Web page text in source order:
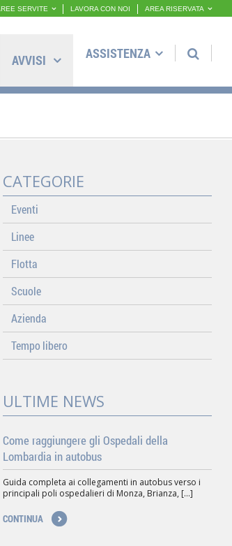
SERVITE LAVORA CON NOI AREA RISERVATA
AVVISI ASSISTENZA
CATEGORIE
Eventi
Linee
Flotta
Scuole
Azienda
Tempo libero
ULTIME NEWS
Come raggiungere gli Ospedali della
Lombardia in autobus
Guida completa ai collegamenti in autobus verso i
principali poli ospedalieri di Monza, Brianza, [...]
CONTINUA